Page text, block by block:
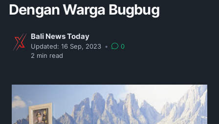
Dengan Warga Bugbug
Bali News Today
Updated: 16 Sep, 2023 •
0
2 min read